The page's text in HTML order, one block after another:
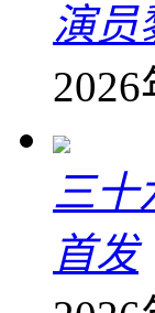
演员
2026
三十
首发